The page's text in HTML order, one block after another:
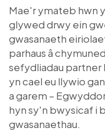
Mae'r ymateb hwn
glywed drwy ein
gwasanaeth
parhaus â
sefydliadau partner
yn cael eu llywio
a garem –
hyn sy'n bwysicaf i
gwasanaethau.